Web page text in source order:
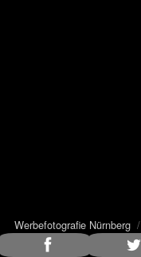
Werbefotografie Nürnberg/